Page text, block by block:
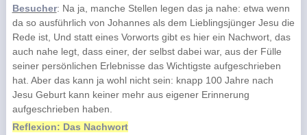
Besucher: Na ja, manche Stellen legen das ja nahe: etwa wenn
da so ausführlich von Johannes als dem Lieblingsjünger Jesu die
Rede ist, Und statt eines Vorworts gibt es hier ein Nachwort, das
auch nahe legt, dass einer, der selbst dabei war, aus der Fülle
seiner persönlichen Erlebnisse das Wichtigste aufgeschrieben
hat. Aber das kann ja wohl nicht sein: knapp 100 Jahre nach
Jesu Geburt kann keiner mehr aus eigener Erinnerung
aufgeschrieben haben.
Reflexion: Das Nachwort